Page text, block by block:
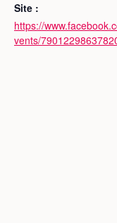
Site :
https://
vents/